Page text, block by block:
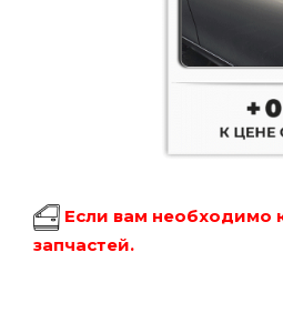
Если вам необходимо
запчастей.